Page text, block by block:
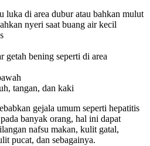
luka di area dubur atau bahkan mulut
nyeri saat buang air kecil
getah bening seperti di area
tangan, dan kaki
gejala umum seperti hepatitis
banyak orang, hal ini dapat
nafsu makan, kulit gatal,
pucat, dan sebagainya.